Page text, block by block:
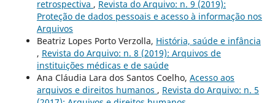
retrospectiva , Revista do Arquivo: n. 9 (2019):
Proteção de dados pessoais e acesso à informação nos
Arquivos
Beatriz Lopes Porto Verzolla, História, saúde e infância
, Revista do Arquivo: n. 8 (2019): Arquivos de
instituições médicas e de saúde
Ana Cláudia Lara dos Santos Coelho, Acesso aos
arquivos e direitos humanos , Revista do Arquivo: n. 5